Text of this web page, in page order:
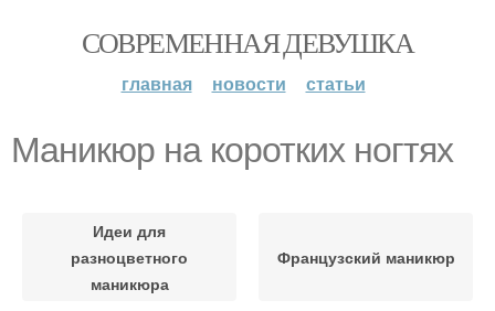
СОВРЕМЕННАЯ ДЕВУШКА
главная новости статьи
Маникюр на коротких ногтях
Идеи для
разноцветного
маникюра
Французский маникюр